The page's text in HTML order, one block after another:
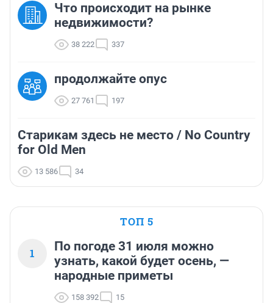
Что происходит на рынке
недвижимости?
38 222 337
продолжайте опус
27 761 197
Старикам здесь не место / No Country
for Old Men
13 586 34
ТОП 5
1
По погоде 31 июля можно
узнать, какой будет осень, —
народные приметы
158 392 15